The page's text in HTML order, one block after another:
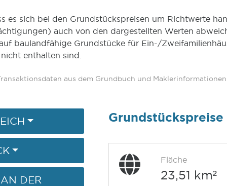
es sich bei den Grundstückspreisen um Richtwerte
auch von den dargestellten Werten
baulandfähige Grundstücke für Ein-/
enthalten sind.
aus dem Grundbuch und Maklerinformationen
DER
Fläche
23,51 km²